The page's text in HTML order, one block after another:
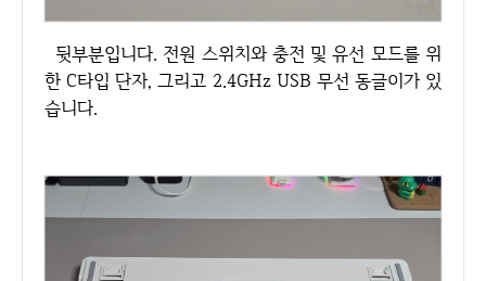
뒷부분입니다. 전원 스위치와 충전 및 유선 모드를 위
한 C타입 단자, 그리고 2.4GHz USB 무선 동글이가 있
습니다.